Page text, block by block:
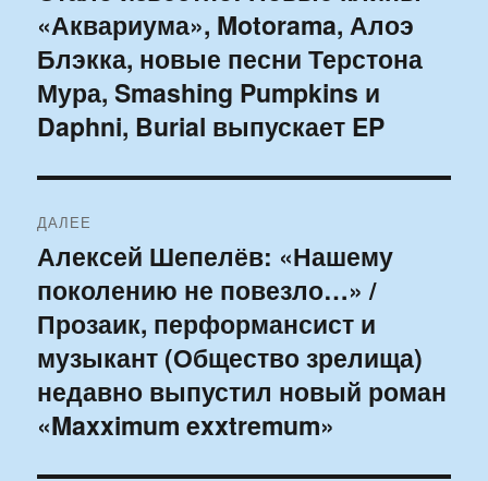
записям
запись:
«Аквариума», Motorama, Алоэ
Блэкка, новые песни Терстона
Мура, Smashing Pumpkins и
Daphni, Burial выпускает EP
ДАЛЕЕ
Следующая
запись:
Алексей Шепелёв: «Нашему
поколению не повезло…» /
Прозаик, перформансист и
музыкант (Общество зрелища)
недавно выпустил новый роман
«Maxximum exxtremum»